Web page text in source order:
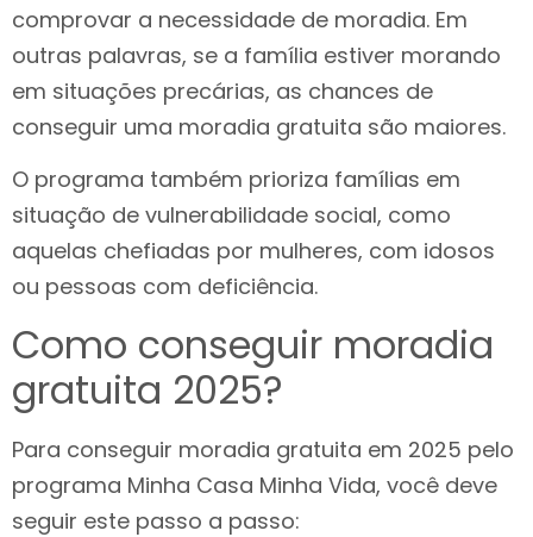
comprovar a necessidade de moradia. Em
outras palavras, se a família estiver morando
em situações precárias, as chances de
conseguir uma moradia gratuita são maiores.
O programa também prioriza famílias em
situação de vulnerabilidade social, como
aquelas chefiadas por mulheres, com idosos
ou pessoas com deficiência.
Como conseguir moradia
gratuita 2025?
Para conseguir moradia gratuita em 2025 pelo
programa Minha Casa Minha Vida, você deve
seguir este passo a passo: